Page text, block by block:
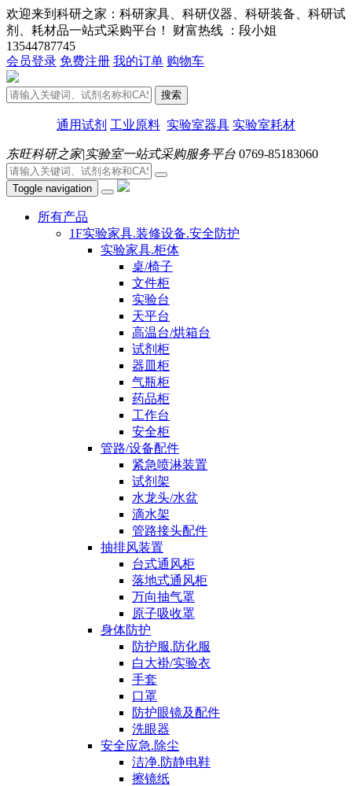
欢迎来到科研之家：科研家具、科研仪器、科研装备、科研试
剂、耗材品一站式采购平台！ 财富热线 ：段小姐
13544787745
会员登录 免费注册 我的订单 购物车
搜索
通用试剂 工业原料 实验室器具 实验室耗材
东旺科研之家|实验室一站式采购服务平台 0769-85183060
Toggle navigation
所有产品
1F实验家具.装修设备.安全防护
实验家具.柜体
桌/椅子
文件柜
实验台
天平台
高温台/烘箱台
试剂柜
器皿柜
气瓶柜
药品柜
工作台
安全柜
管路/设备配件
紧急喷淋装置
试剂架
水龙头/水盆
滴水架
管路接头配件
抽排风装置
台式通风柜
落地式通风柜
万向抽气罩
原子吸收罩
身体防护
防护服.防化服
白大褂/实验衣
手套
口罩
防护眼镜及配件
洗眼器
安全应急.除尘
洁净.防静电鞋
擦镜纸